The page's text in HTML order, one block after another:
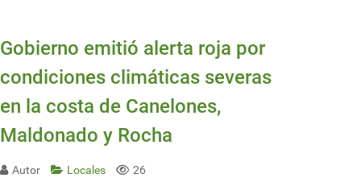
Gobierno emitió alerta roja por
condiciones climáticas severas
en la costa de Canelones,
Maldonado y Rocha
Autor Locales 26